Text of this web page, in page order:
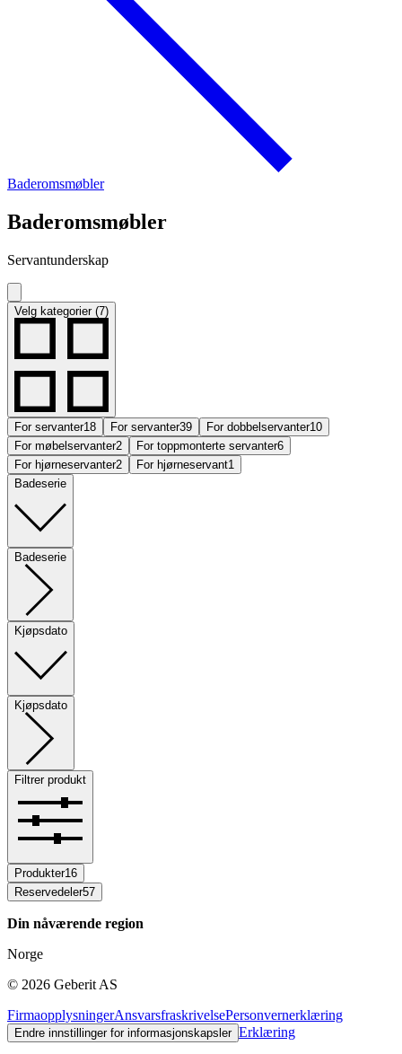
Baderomsmøbler
Baderomsmøbler
Servantunderskap
Velg kategorier (7)
For servanter18 For servanter39 For dobbelservanter10
For møbelservanter2 For toppmonterte servanter6
For hjørneservanter2 For hjørneservant1
Badeserie
Badeserie
Kjøpsdato
Kjøpsdato
Filtrer produkt
Produkter16
Reservedeler57
Din nåværende region
Norge
© 2026 Geberit AS
FirmaopplysningerAnsvarsfraskrivelsePersonvernerklæring
Endre innstillinger for informasjonskapsler Erklæring